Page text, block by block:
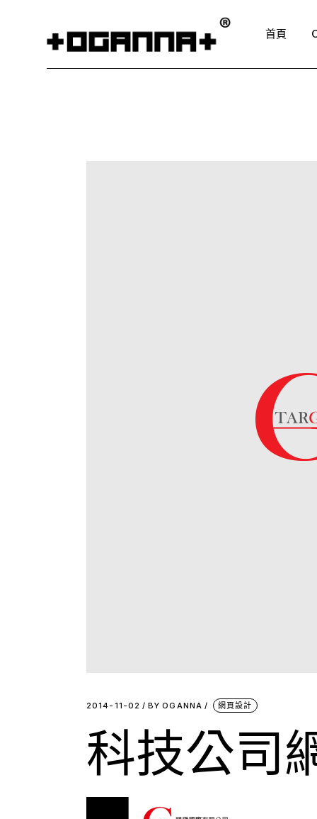
首頁
2014-11-02 BY OGANNA 網頁設計
科技公司